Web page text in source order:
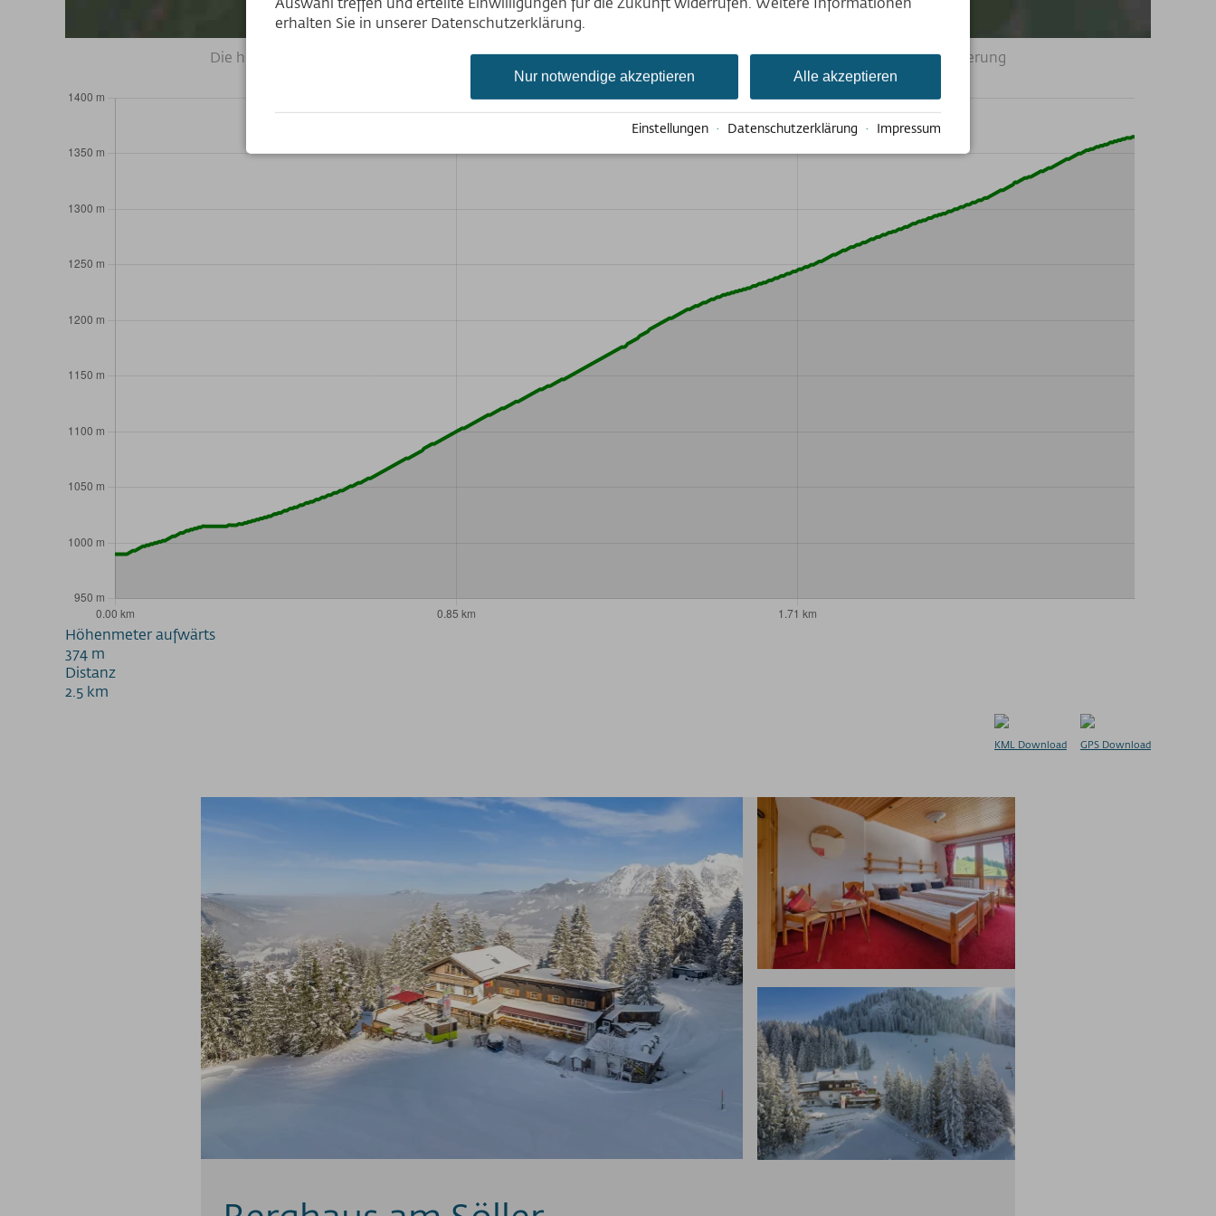
Die hier abgebildeten Wegverläufe / GPS-Daten wurden manuell erstellt und dienen nur zur allgemeinen Orientierung
Höhenmeter aufwärts
374 m
Distanz
2.5 km
GPS Download
KML Download
erhalten Sie in unserer Datenschutzerklärung.
Alle akzeptieren
Nur notwendige akzeptieren
Einstellungen · Datenschutzerklärung · Impressum
English